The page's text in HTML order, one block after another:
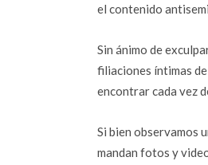
el contenido
Sin ánimo de
filiaciones íntimas de
encontrar cada vez
Si bien observamos
mandan fotos y